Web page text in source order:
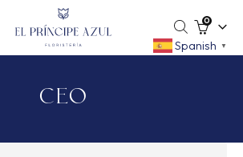
0
CEO
Spanish ▼